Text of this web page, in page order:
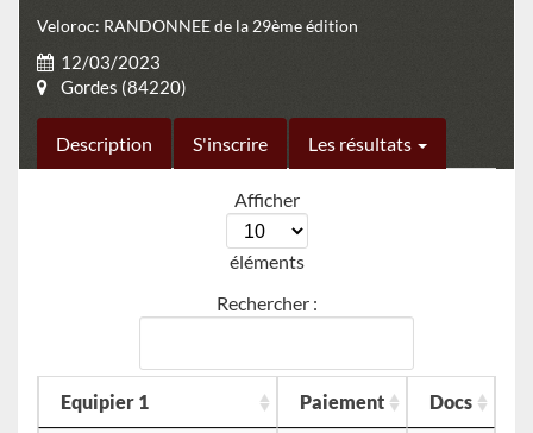
Veloroc: RANDONNEE de la 29ème édition
12/03/2023
Gordes (84220)
Description S'inscrire Les résultats
Afficher
éléments
Rechercher :
Equipier 1 Paiement Docs